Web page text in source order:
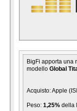
BigFi apporta una
modello Global
Acquisto: Apple
Peso: 1,25% della